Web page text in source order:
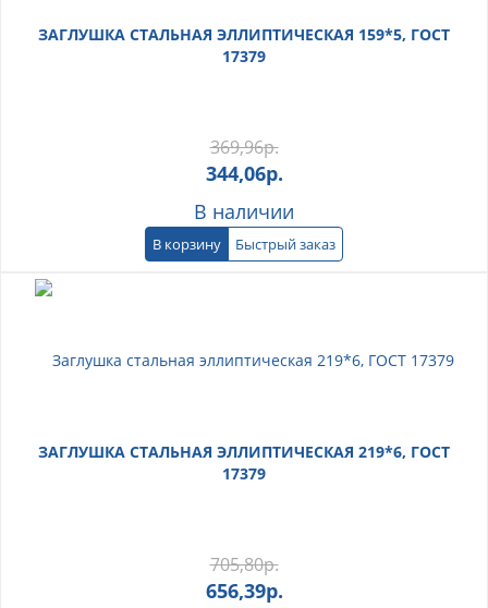
ЗАГЛУШКА СТАЛЬНАЯ ЭЛЛИПТИЧЕСКАЯ 159*5, ГОСТ
17379
369,96р.
344,06р.
В наличии
В корзину Быстрый заказ
ЗАГЛУШКА СТАЛЬНАЯ ЭЛЛИПТИЧЕСКАЯ 219*6, ГОСТ
17379
705,80р.
656,39р.